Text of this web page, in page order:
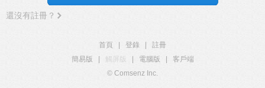
還沒有註冊？
首頁 登錄
註冊
簡易版
觸屏版 電腦版
客戶端
© Comsenz Inc.